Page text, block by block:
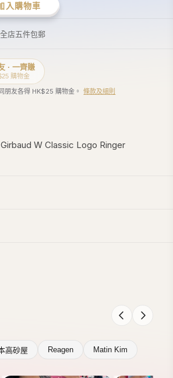
入購物車
全店五件包郵
· 一齊賺
購物金
友各得 HK$25 購物金。 條款及細則
W Classic Logo Ringer
高砂屋 Reagen Matin Kim